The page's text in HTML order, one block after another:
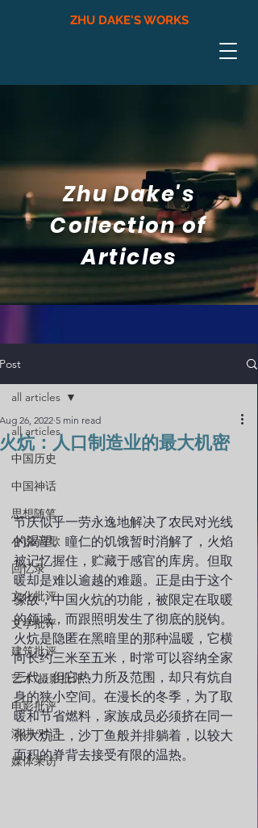
ZHU DAKE'S WORKS
Zhu Dake's
Collection of
Articles
Post
all articles
中国历史
中国神话
思想随笔
小说/诗歌
回忆录
文化批评
文学批评
建筑批评
艺术/摄影批评
电影批评
演讲/对话
媒体采访
all articles
火炕：人口制造业的最大机密
Aug 26, 2022 5 min read
节庆似乎一劳永逸地解决了农民对光线
的渴望。瞳仁的饥饿暂时消解了，火焰
被记忆握住，贮藏于感官的库房。但取
暖却是难以逾越的难题。正是由于这个
缘故，中国火炕的功能，被限定在取暖
的领域，而跟照明发生了彻底的脱钩。
火炕是隐匿在黑暗里的那种温暖，它横
向长约三米至五米，时常可以容纳全家
三代，但它热力所及范围，却只有炕自
身的狭小空间。在漫长的冬季，为了取
暖和节省燃料，家族成员必须挤在同一
张大炕上，沙丁鱼般并排躺着，以较大
面积的脊背去接受有限的温热。